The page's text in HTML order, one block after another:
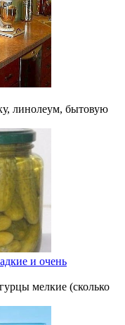
линолеум, бытовую
и очень
мелкие (сколько